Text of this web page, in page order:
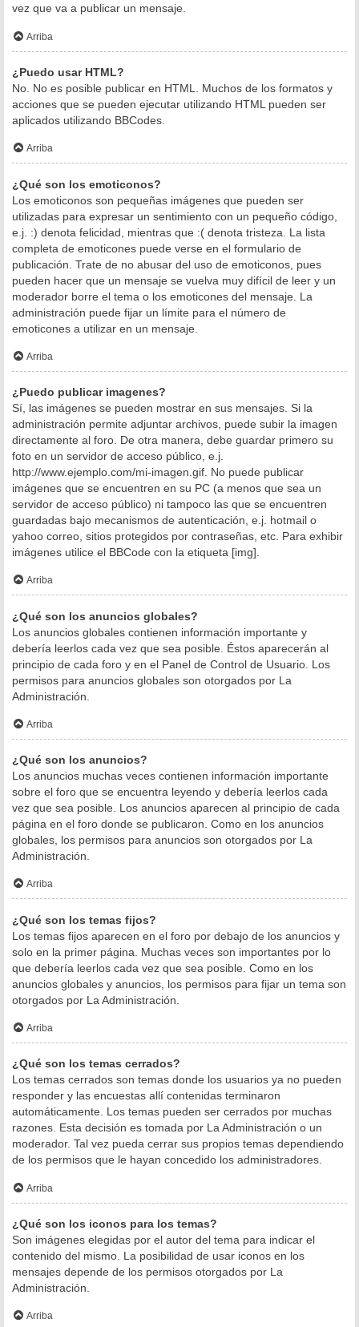
vez que va a publicar un mensaje.
Arriba
¿Puedo usar HTML?
No. No es posible publicar en HTML. Muchos de los formatos y
acciones que se pueden ejecutar utilizando HTML pueden ser
aplicados utilizando BBCodes.
Arriba
¿Qué son los emoticonos?
Los emoticonos son pequeñas imágenes que pueden ser
utilizadas para expresar un sentimiento con un pequeño código,
e.j. :) denota felicidad, mientras que :( denota tristeza. La lista
completa de emoticones puede verse en el formulario de
publicación. Trate de no abusar del uso de emoticonos, pues
pueden hacer que un mensaje se vuelva muy difícil de leer y un
moderador borre el tema o los emoticones del mensaje. La
administración puede fijar un límite para el número de
emoticones a utilizar en un mensaje.
Arriba
¿Puedo publicar imagenes?
Sí, las imágenes se pueden mostrar en sus mensajes. Si la
administración permite adjuntar archivos, puede subir la imagen
directamente al foro. De otra manera, debe guardar primero su
foto en un servidor de acceso público, e.j.
http://www.ejemplo.com/mi-imagen.gif. No puede publicar
imágenes que se encuentren en su PC (a menos que sea un
servidor de acceso público) ni tampoco las que se encuentren
guardadas bajo mecanismos de autenticación, e.j. hotmail o
yahoo correo, sitios protegidos por contraseñas, etc. Para exhibir
imágenes utilice el BBCode con la etiqueta [img].
Arriba
¿Qué son los anuncios globales?
Los anuncios globales contienen información importante y
debería leerlos cada vez que sea posible. Éstos aparecerán al
principio de cada foro y en el Panel de Control de Usuario. Los
permisos para anuncios globales son otorgados por La
Administración.
Arriba
¿Qué son los anuncios?
Los anuncios muchas veces contienen información importante
sobre el foro que se encuentra leyendo y debería leerlos cada
vez que sea posible. Los anuncios aparecen al principio de cada
página en el foro donde se publicaron. Como en los anuncios
globales, los permisos para anuncios son otorgados por La
Administración.
Arriba
¿Qué son los temas fijos?
Los temas fijos aparecen en el foro por debajo de los anuncios y
solo en la primer página. Muchas veces son importantes por lo
que debería leerlos cada vez que sea posible. Como en los
anuncios globales y anuncios, los permisos para fijar un tema son
otorgados por La Administración.
Arriba
¿Qué son los temas cerrados?
Los temas cerrados son temas donde los usuarios ya no pueden
responder y las encuestas allí contenidas terminaron
automáticamente. Los temas pueden ser cerrados por muchas
razones. Esta decisión es tomada por La Administración o un
moderador. Tal vez pueda cerrar sus propios temas dependiendo
de los permisos que le hayan concedido los administradores.
Arriba
¿Qué son los iconos para los temas?
Son imágenes elegidas por el autor del tema para indicar el
contenido del mismo. La posibilidad de usar iconos en los
mensajes depende de los permisos otorgados por La
Administración.
Arriba